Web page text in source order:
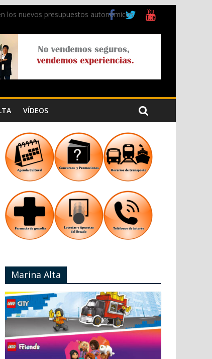
los nuevos presupuestos autonómicos
de Torrecremada
VÍDEOS
Marina Alta